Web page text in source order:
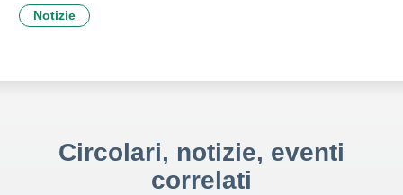
Notizie
Circolari, notizie, eventi
correlati